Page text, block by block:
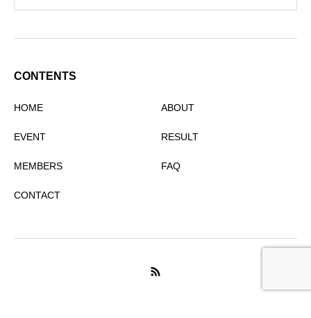
CONTENTS
HOME ABOUT
EVENT RESULT
MEMBERS FAQ
CONTACT